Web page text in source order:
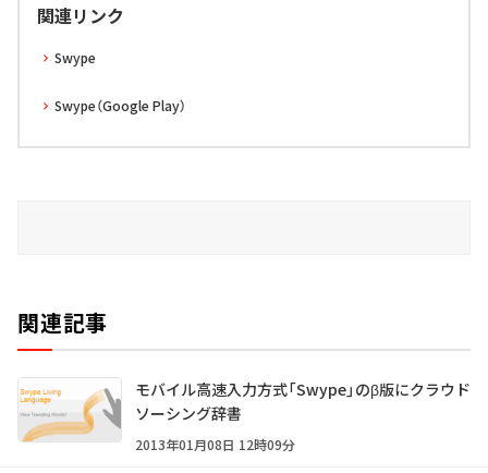
関連リンク
Swype
Swype（Google Play）
関連記事
モバイル高速入力方式「Swype」のβ版にクラウド
ソーシング辞書
2013年01月08日 12時09分